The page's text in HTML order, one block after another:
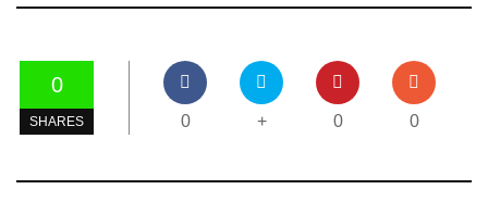
0
SHARES 0 + 0 0